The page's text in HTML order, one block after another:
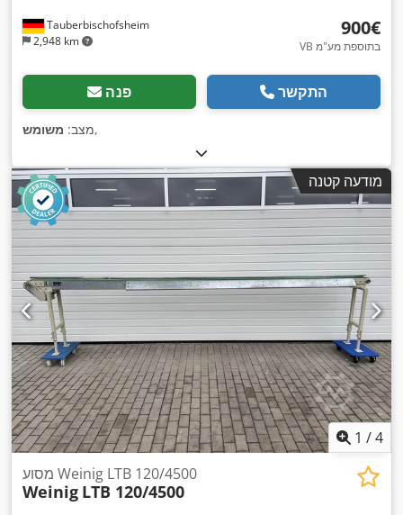
Tauberbischofsheim
2,948 km
‏900 ‏€
VB בתוספת מע"מ
פנה התקשר
מצב: משומש ,
מודעה קטנה
1 /4
מסוע Weinig LTB 120/4500
Weinig LTB 120/4500